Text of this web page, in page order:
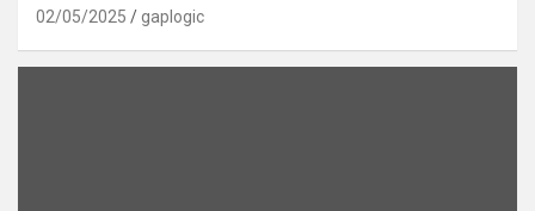
02/05/2025 gaplogic